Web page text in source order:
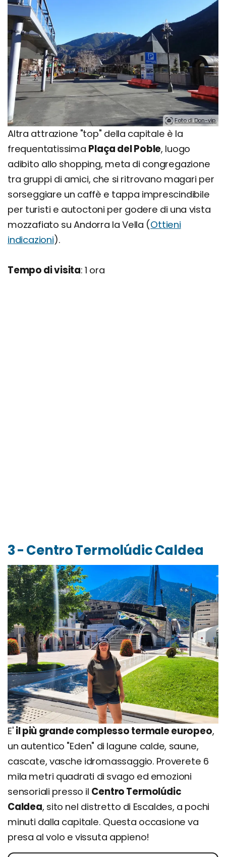
Foto di Don-vip.
Altra attrazione "top" della capitale è la
frequentatissima Plaça del Poble, luogo
adibito allo shopping, meta di congregazione
tra gruppi di amici, che si ritrovano magari per
sorseggiare un caffè e tappa imprescindibile
per turisti e autoctoni per godere di una vista
mozzafiato su Andorra la Vella (Ottieni
indicazioni).
Tempo di visita: 1 ora
3 - Centro Termolúdic Caldea
E' il più grande complesso termale europeo,
un autentico "Eden" di lagune calde, saune,
cascate, vasche idromassaggio. Proverete 6
mila metri quadrati di svago ed emozioni
sensoriali presso il Centro Termolúdic
Caldea, sito nel distretto di Escaldes, a pochi
minuti dalla capitale. Questa occasione va
presa al volo e vissuta appieno!